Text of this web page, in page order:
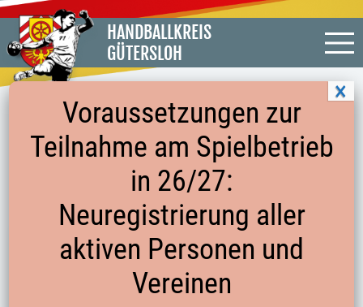
HANDBALLKREIS
GÜTERSLOH
WEIBLICHE E-JGD. MINI-EM
HAUPTRUNDE GRUPPE 1
Hauptrunde Gruppe 2
Voraussetzungen zur
Teilnahme am Spielbetrieb
in 26/27:
Neuregistrierung aller
aktiven Personen und
Vereinen